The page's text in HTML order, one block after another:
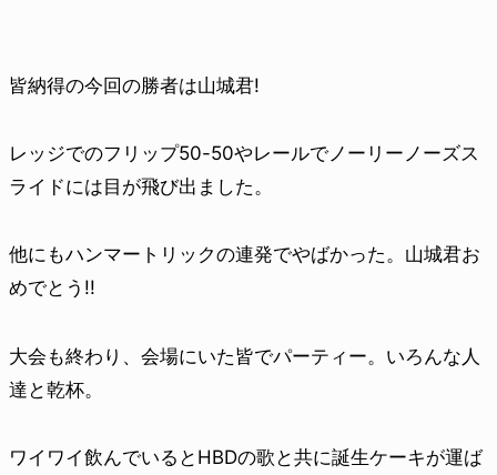
皆納得の今回の勝者は山城君!
レッジでのフリップ50-50やレールでノーリーノーズス
ライドには目が飛び出ました。
他にもハンマートリックの連発でやばかった。山城君お
めでとう!!
大会も終わり、会場にいた皆でパーティー。いろんな人
達と乾杯。
ワイワイ飲んでいるとHBDの歌と共に誕生ケーキが運ば